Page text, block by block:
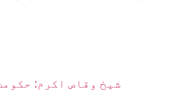
شیخ وقاص اکرم: